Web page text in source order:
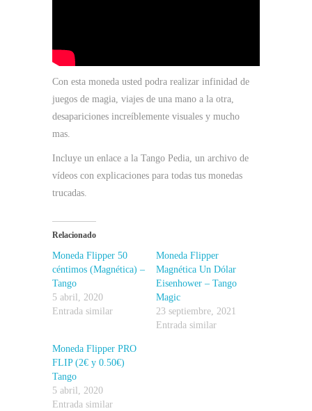
Con esta moneda usted podra realizar infinidad de
juegos de magia, viajes de una mano a la otra,
desapariciones increíblemente visuales y mucho
mas.
Incluye un enlace a la Tango Pedia, un archivo de
vídeos con explicaciones para todas tus monedas
trucadas.
Relacionado
Moneda Flipper 50
céntimos (Magnética) –
Tango
5 abril, 2020
Entrada similar
Moneda Flipper
Magnética Un Dólar
Eisenhower – Tango
Magic
23 septiembre, 2021
Entrada similar
Moneda Flipper PRO
FLIP (2€ y 0.50€)
Tango
5 abril, 2020
Entrada similar